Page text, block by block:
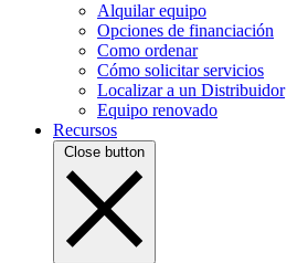
Alquilar equipo
Opciones de financiación
Como ordenar
Cómo solicitar servicios
Localizar a un Distribuidor
Equipo renovado
Recursos
Close button